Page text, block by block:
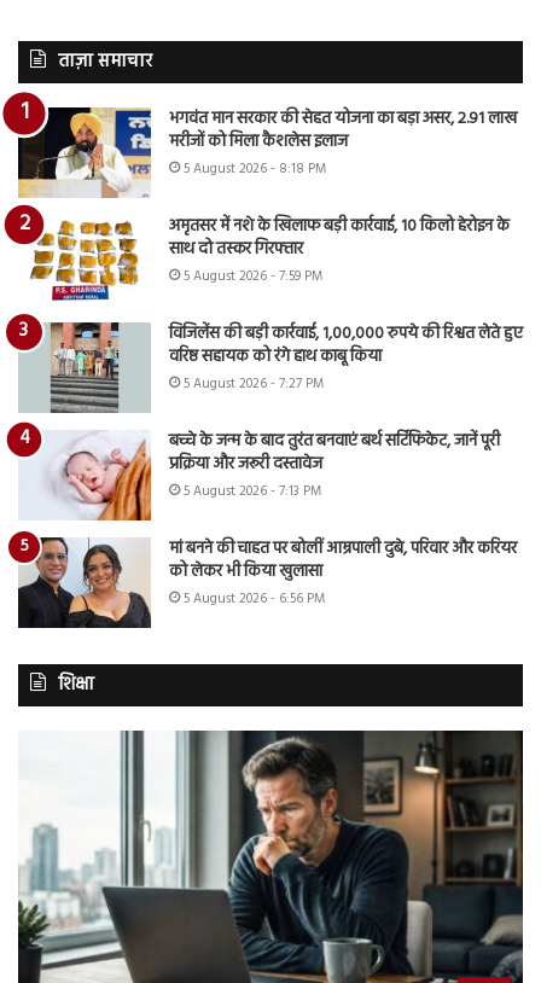
ताज़ा समाचार
भगवंत मान सरकार की सेहत योजना का बड़ा असर, 2.91 लाख
मरीजों को मिला कैशलेस इलाज
5 August 2026 - 8:18 PM
अमृतसर में नशे के खिलाफ बड़ी कार्रवाई, 10 किलो हेरोइन के
साथ दो तस्कर गिरफ्तार
5 August 2026 - 7:59 PM
विजिलेंस की बड़ी कार्रवाई, 1,00,000 रुपये की रिश्वत लेते हुए
वरिष्ठ सहायक को रंगे हाथ काबू किया
5 August 2026 - 7:27 PM
बच्चे के जन्म के बाद तुरंत बनवाएं बर्थ सर्टिफिकेट, जानें पूरी
प्रक्रिया और जरूरी दस्तावेज
5 August 2026 - 7:13 PM
मां बनने की चाहत पर बोलीं आम्रपाली दुबे, परिवार और करियर
को लेकर भी किया खुलासा
5 August 2026 - 6:56 PM
शिक्षा